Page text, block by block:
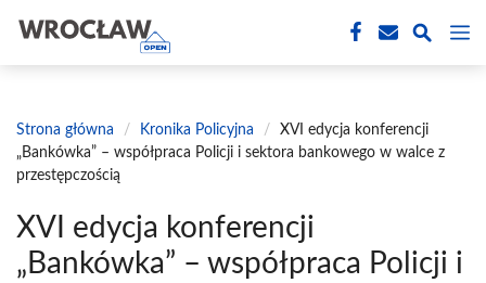
treści
Strona główna / Kronika Policyjna /
XVI edycja konferencji
„Bankówka” – współpraca Policji i sektora bankowego w walce z
przestępczością
XVI edycja konferencji
„Bankówka” – współpraca Policji i